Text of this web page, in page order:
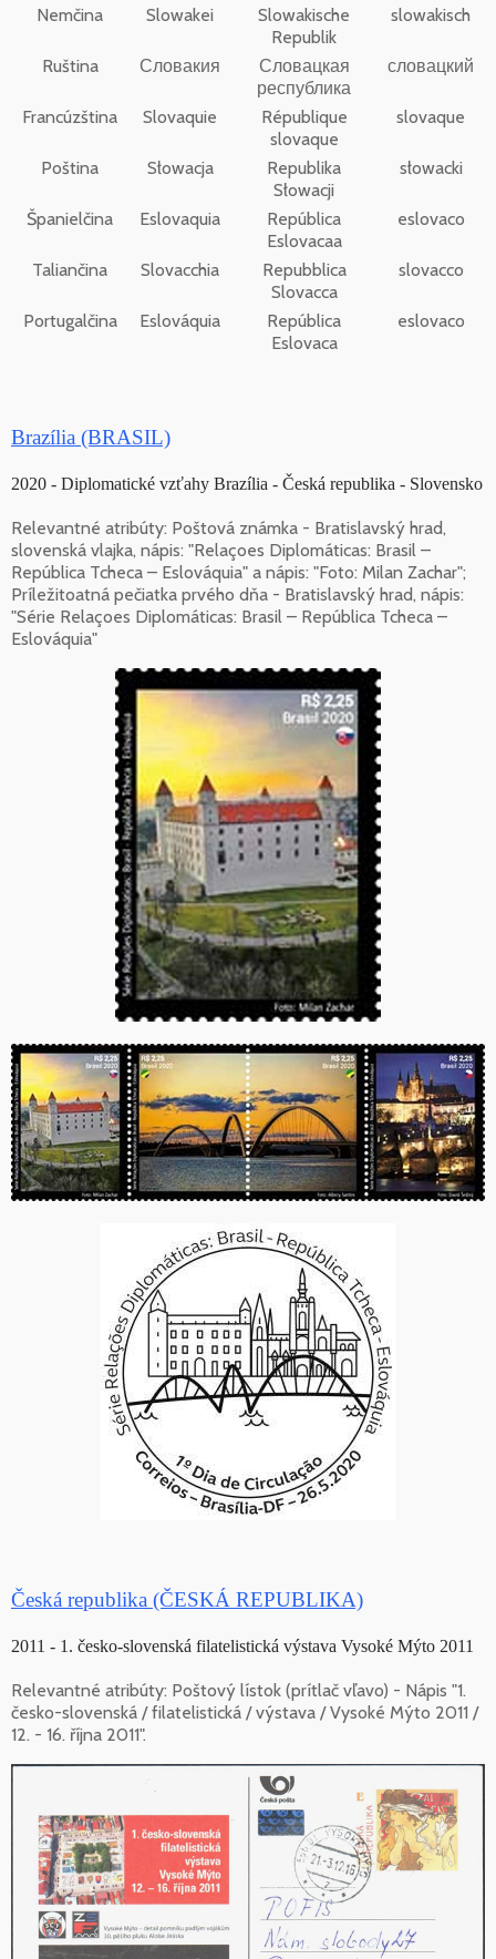
Nemčina
Slowakei
Slowakische
Republik
slowakisch
Ruština Словакия
Словацкая
республика
словацкий
Francúzština Slovaquie
République
slovaque
slovaque
Poština Słowacja
Republika
Słowacji
słowacki
Španielčina Eslovaquia
República
Eslovacaa
eslovaco
Taliančina Slovacchia
Repubblica
Slovacca
slovacco
Portugalčina Eslováquia
República
Eslovaca
eslovaco
Brazília (BRASIL)
2020 - Diplomatické vzťahy Brazília - Česká republika - Slovensko
Relevantné atribúty: Poštová známka - Bratislavský hrad,
slovenská vlajka, nápis: "Relaçoes Diplomáticas: Brasil –
República Tcheca – Eslováquia" a nápis: "Foto: Milan Zachar";
Príležitoatná pečiatka prvého dňa - Bratislavský hrad, nápis:
"Série Relaçoes Diplomáticas: Brasil – República Tcheca –
Eslováquia"
Česká republika (ČESKÁ REPUBLIKA)
2011 - 1. česko-slovenská filatelistická výstava Vysoké Mýto 2011
Relevantné atribúty: Poštový lístok (prítlač vľavo) - Nápis "1.
česko-slovenská / filatelistická / výstava / Vysoké Mýto 2011 /
12. - 16. října 2011".